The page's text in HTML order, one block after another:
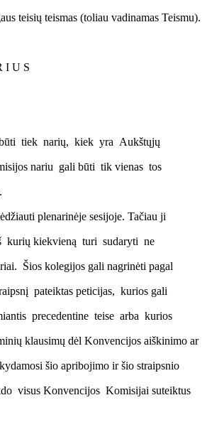
teisių teismas (toliau vadinamas Teismu).
I U S
tiek narių, kiek yra Aukštųjų
nariu gali būti tik vienas tos
plenarinėje sesijoje. Tačiau ji
kurių kiekvieną turi sudaryti ne
Šios kolegijos gali nagrinėti pagal
pateiktas peticijas, kurios gali
precedentine teise arba kurios
klausimų dėl Konvencijos aiškinimo ar
šio apribojimo ir šio straipsnio
visus Konvencijos Komisijai suteiktus